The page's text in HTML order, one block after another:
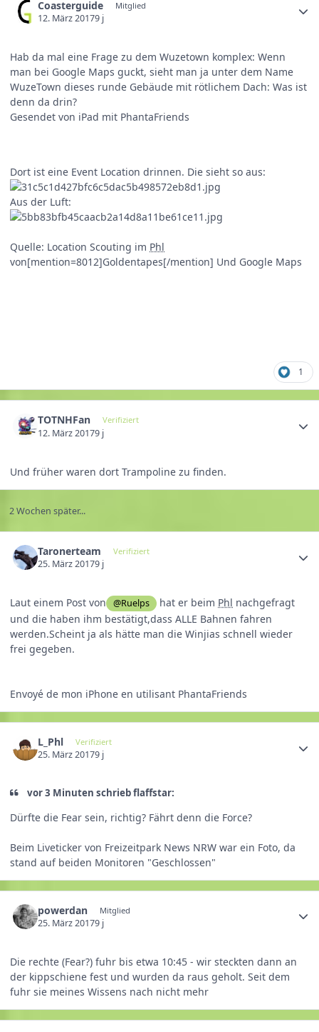
Coasterguide Mitglied
12. März 20179 j
Hab da mal eine Frage zu dem Wuzetown komplex: Wenn
man bei Google Maps guckt, sieht man ja unter dem Name
WuzeTown dieses runde Gebäude mit rötlichem Dach: Was ist
denn da drin?
Gesendet von iPad mit PhantaFriends
Dort ist eine Event Location drinnen. Die sieht so aus:
Aus der Luft:
Quelle: Location Scouting im Phl
von[mention=8012]Goldentapes[/mention] Und Google Maps
1
TOTNHFan Verifiziert
12. März 20179 j
Und früher waren dort Trampoline zu finden.
2 Wochen später...
Taronerteam Verifiziert
25. März 20179 j
Laut einem Post von @Ruelps hat er beim Phl nachgefragt
und die haben ihm bestätigt,dass ALLE Bahnen fahren
werden.Scheint ja als hätte man die Winjias schnell wieder
frei gegeben.
Envoyé de mon iPhone en utilisant PhantaFriends
L_Phl Verifiziert
25. März 20179 j
vor 3 Minuten schrieb flaffstar:
Dürfte die Fear sein, richtig? Fährt denn die Force?
Beim Liveticker von Freizeitpark News NRW war ein Foto, da
stand auf beiden Monitoren "Geschlossen"
powerdan Mitglied
25. März 20179 j
Die rechte (Fear?) fuhr bis etwa 10:45 - wir steckten dann an
der kippschiene fest und wurden da raus geholt. Seit dem
fuhr sie meines Wissens nach nicht mehr